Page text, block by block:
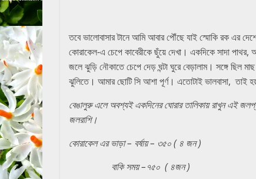
তবে ভালোবাসার টানে আমি আবার পৌঁছে যাই স্মোকি রক এর
কোরাকেল-এ চেপে কাবেরীকে ছুঁয়ে দেখা। একদিকে সাদা পাথর,
জলে ঝুড়ি নৌকাতে চেপে দেড় ঘন্টা ঘুরে বেড়ালাম। সঙ্গে
ঝুলিতে। আমার ছোটি সি আশা পূর্ণ। এতোটাই ভালবাসা, তাই
বেঙালুরুএলে অবশ্যই একদিনের ঘোরার তালিকায় রাখুন এই
জলরাশি।
কোরাকেল এর ভাড়া – বর্ষায় – ৩৫০ ( ৪ জন )
বাকি সময় –৭৫০ ( ৪জন )